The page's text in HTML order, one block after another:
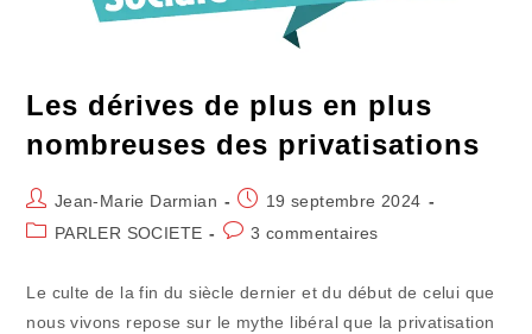
Les dérives de plus en plus
nombreuses des privatisations
Auteur/autrice
de
Jean-Marie Darmian
Publication
publiée :
19 septembre 2024
PostPARLER SOCIETE
Commentaires
3 commentaires
Le culte de la fin du siècle dernier et du début de celui que
nous vivons repose sur le mythe libéral que la privatisation